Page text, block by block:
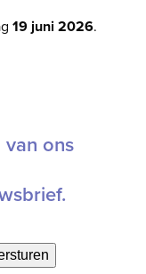
19 juni 2026.
ons